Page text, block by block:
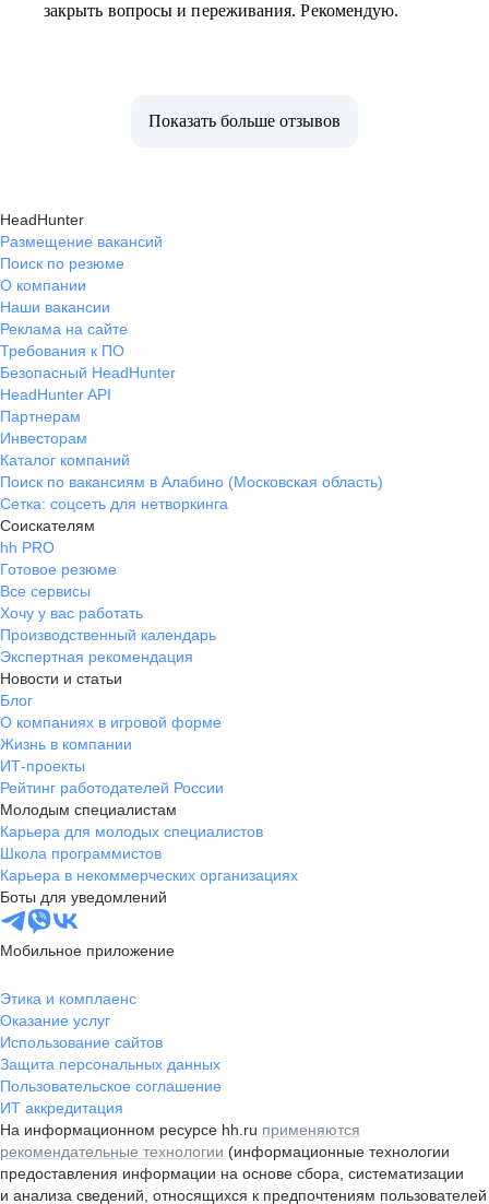
закрыть вопросы и переживания. Рекомендую.
Показать больше отзывов
HeadHunter
Размещение вакансий
Поиск по резюме
О компании
Наши вакансии
Реклама на сайте
Требования к ПО
Безопасный HeadHunter
HeadHunter API
Партнерам
Инвесторам
Каталог компаний
Поиск по вакансиям в Алабино (Московская область)
Сетка: соцсеть для нетворкинга
Соискателям
hh PRO
Готовое резюме
Все сервисы
Хочу у вас работать
Производственный календарь
Экспертная рекомендация
Новости и статьи
Блог
О компаниях в игровой форме
Жизнь в компании
ИТ-проекты
Рейтинг работодателей России
Молодым специалистам
Карьера для молодых специалистов
Школа программистов
Карьера в некоммерческих организациях
Боты для уведомлений
Мобильное приложение
Этика и комплаенс
Оказание услуг
Использование сайтов
Защита персональных данных
Пользовательское соглашение
ИТ аккредитация
На информационном ресурсе hh.ru применяются
рекомендательные технологии (информационные технологии
предоставления информации на основе сбора, систематизации
и анализа сведений, относящихся к предпочтениям пользователей